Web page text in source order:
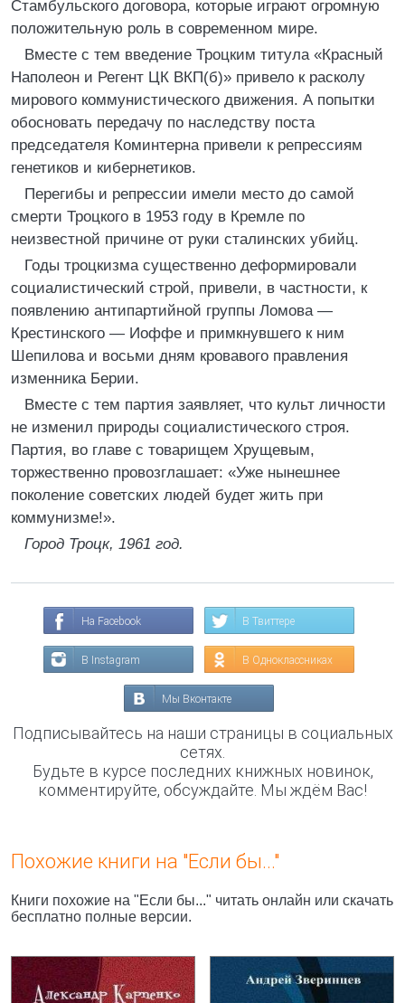
Стамбульского договора, которые играют огромную
положительную роль в современном мире.
Вместе с тем введение Троцким титула «Красный
Наполеон и Регент ЦК ВКП(б)» привело к расколу
мирового коммунистического движения. А попытки
обосновать передачу по наследству поста
председателя Коминтерна привели к репрессиям
генетиков и кибернетиков.
Перегибы и репрессии имели место до самой
смерти Троцкого в 1953 году в Кремле по
неизвестной причине от руки сталинских убийц.
Годы троцкизма существенно деформировали
социалистический строй, привели, в частности, к
появлению антипартийной группы Ломова —
Крестинского — Иоффе и примкнувшего к ним
Шепилова и восьми дням кровавого правления
изменника Берии.
Вместе с тем партия заявляет, что культ личности
не изменил природы социалистического строя.
Партия, во главе с товарищем Хрущевым,
торжественно провозглашает: «Уже нынешнее
поколение советских людей будет жить при
коммунизме!».
Город Троцк, 1961 год.
На Facebook В Твиттере
В Instagram В Одноклассниках
Мы Вконтакте
Подписывайтесь на наши страницы в социальных
сетях.
Будьте в курсе последних книжных новинок,
комментируйте, обсуждайте. Мы ждём Вас!
Похожие книги на "Если бы..."
Книги похожие на "Если бы..." читать онлайн или скачать
бесплатно полные версии.